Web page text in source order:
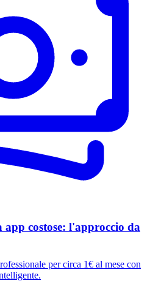
app costose: l'approccio da
per circa 1€ al mese con